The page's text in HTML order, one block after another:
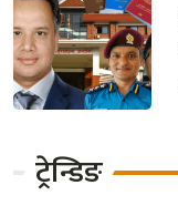
ट्रेन्डिङ